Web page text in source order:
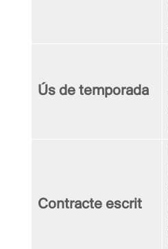
Ús de temporada
Contracte escrit